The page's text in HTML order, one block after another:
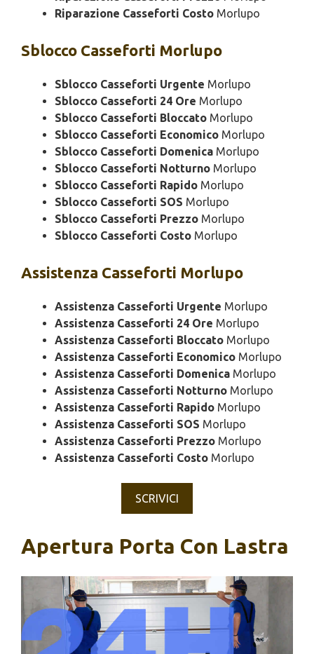
Riparazione Casseforti Costo Morlupo
Sblocco Casseforti Morlupo
Sblocco Casseforti Urgente Morlupo
Sblocco Casseforti 24 Ore Morlupo
Sblocco Casseforti Bloccato Morlupo
Sblocco Casseforti Economico Morlupo
Sblocco Casseforti Domenica Morlupo
Sblocco Casseforti Notturno Morlupo
Sblocco Casseforti Rapido Morlupo
Sblocco Casseforti SOS Morlupo
Sblocco Casseforti Prezzo Morlupo
Sblocco Casseforti Costo Morlupo
Assistenza Casseforti Morlupo
Assistenza Casseforti Urgente Morlupo
Assistenza Casseforti 24 Ore Morlupo
Assistenza Casseforti Bloccato Morlupo
Assistenza Casseforti Economico Morlupo
Assistenza Casseforti Domenica Morlupo
Assistenza Casseforti Notturno Morlupo
Assistenza Casseforti Rapido Morlupo
Assistenza Casseforti SOS Morlupo
Assistenza Casseforti Prezzo Morlupo
Assistenza Casseforti Costo Morlupo
SCRIVICI
Apertura Porta Con Lastra